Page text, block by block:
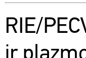
RIE/